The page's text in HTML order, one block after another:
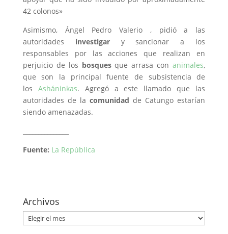
42 colonos»
Asimismo, Ángel Pedro Valerio , pidió a las
autoridades investigary sancionar a los
responsables por las acciones que realizan en
perjuicio de los bosquesque arrasa conanimales,
que son la principal fuente de subsistencia de
los Asháninkas. Agregó a este llamado que las
autoridades de la comunidad de Catungo estarían
siendo amenazadas.
Fuente: La República
Archivos
Archivos